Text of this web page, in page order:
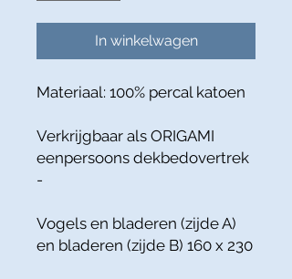
In winkelwagen
Materiaal: 100% percal katoen
Verkrijgbaar als ORIGAMI
eenpersoons dekbedovertrek
-
Vogels en bladeren (zijde A)
en bladeren (zijde B) 160 x 230